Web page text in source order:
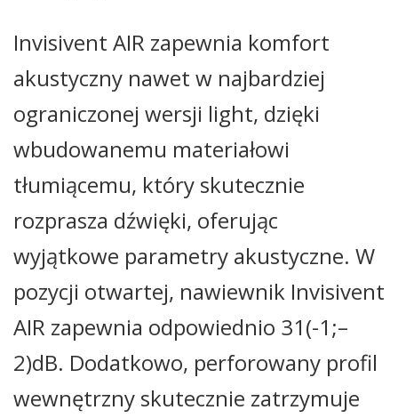
Invisivent AIR zapewnia komfort
akustyczny nawet w najbardziej
ograniczonej wersji light, dzięki
wbudowanemu materiałowi
tłumiącemu, który skutecznie
rozprasza dźwięki, oferując
wyjątkowe parametry akustyczne. W
pozycji otwartej, nawiewnik Invisivent
AIR zapewnia odpowiednio 31(-1;–
2)dB. Dodatkowo, perforowany profil
wewnętrzny skutecznie zatrzymuje